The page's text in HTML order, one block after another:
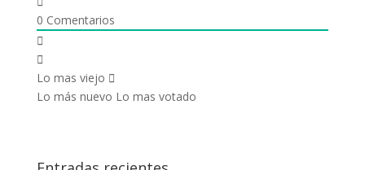
0 Comentarios
Lo mas viejo
Lo más nuevo Lo mas votado